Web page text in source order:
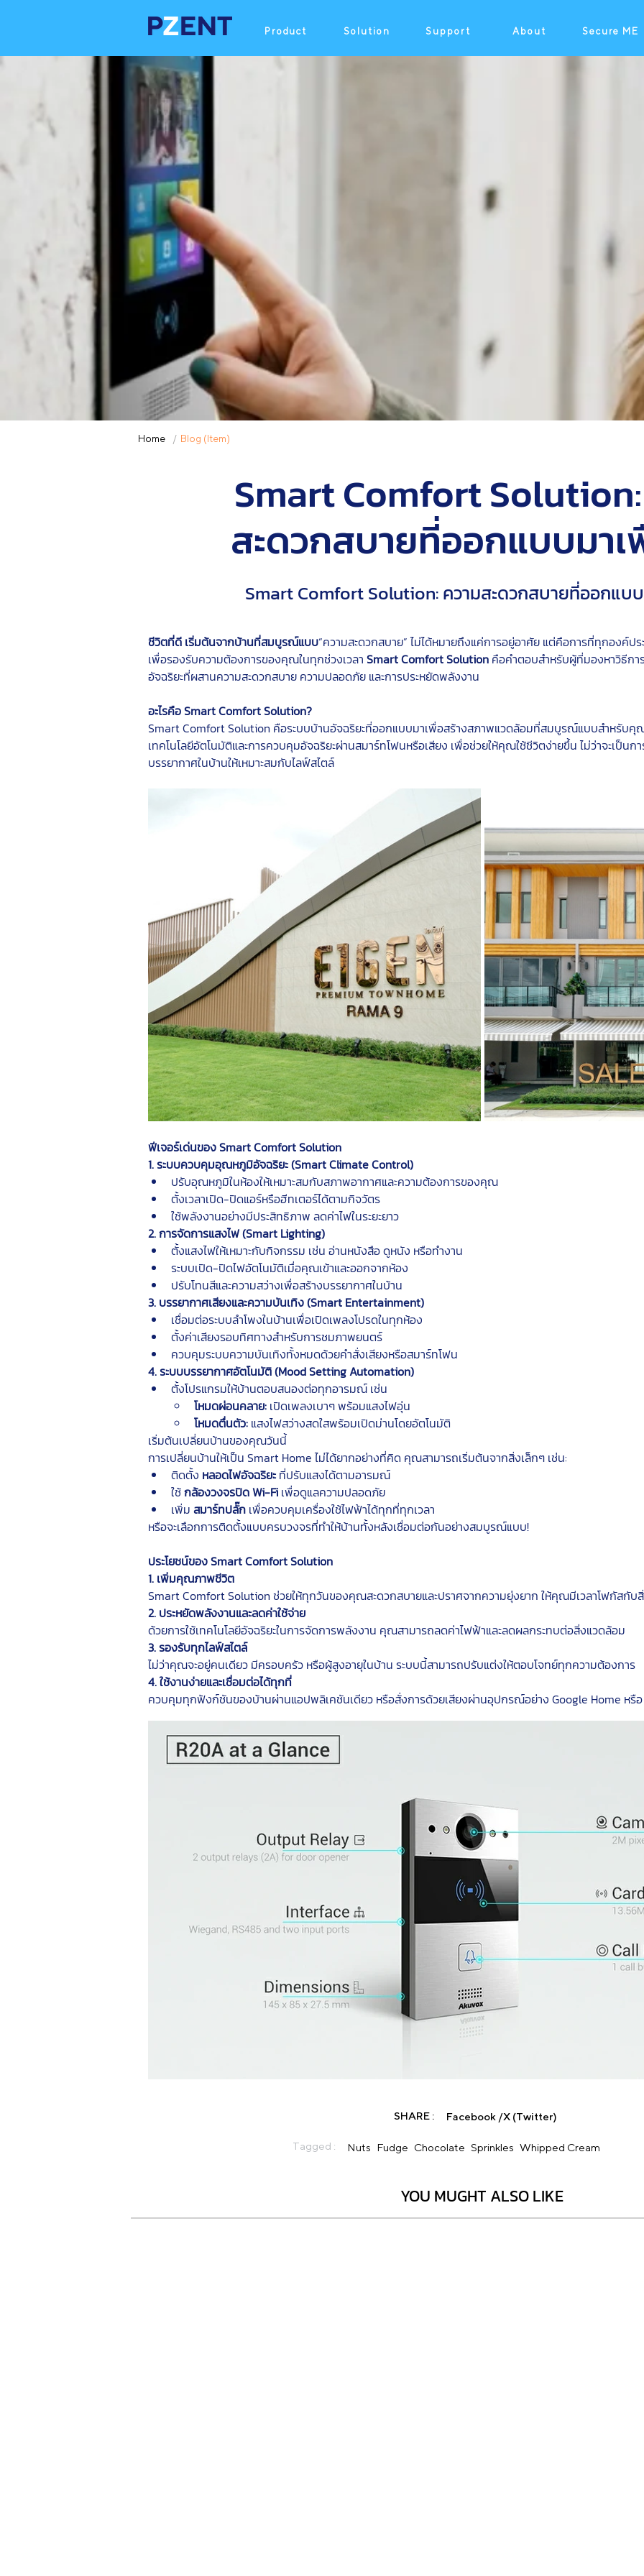
Product Solution Support About Secure ME
Home / Blog (Item)
Smart Comfort
สะดวกสบายที่ออกแบบมา
Smart Comfort Solution: ความสะดวกสบายที่ออกแ
ชีวิตที่ดี เริ่มต้นจากบ้านที่สมบูรณ์แบบ“ความสะดวกสบาย” ไม่ได้หมายถึงแค่การอยู่อาศัย แต่คือการที่ทุกองค์ป
เพื่อรองรับความต้องการของคุณในทุกช่วงเวลา Smart Comfort Solution คือคำตอบสำหรับผู้ที่มองหาวิธีก
อัจฉริยะที่ผสานความสะดวกสบาย ความปลอดภัย และการประหยัดพลังงาน
อะไรคือ Smart Comfort Solution?
Smart Comfort Solution คือระบบบ้านอัจฉริยะที่ออกแบบมาเพื่อสร้างสภาพแวดล้อมที่สมบูรณ์แบบสำหรับคุ
เทคโนโลยีอัตโนมัติและการควบคุมอัจฉริยะผ่านสมาร์ทโฟนหรือเสียง เพื่อช่วยให้คุณใช้ชีวิตง่ายขึ้น ไม่ว่าจะเป็
บรรยากาศในบ้านให้เหมาะสมกับไลฟ์สไตล์
ฟีเจอร์เด่นของ Smart Comfort Solution
1. ระบบควบคุมอุณหภูมิอัจฉริยะ (Smart Climate Control)
ปรับอุณหภูมิในห้องให้เหมาะสมกับสภาพอากาศและความต้องการของคุณ
ตั้งเวลาเปิด-ปิดแอร์หรือฮีทเตอร์ได้ตามกิจวัตร
ใช้พลังงานอย่างมีประสิทธิภาพ ลดค่าไฟในระยะยาว
2. การจัดการแสงไฟ (Smart Lighting)
ตั้งแสงไฟให้เหมาะกับกิจกรรม เช่น อ่านหนังสือ ดูหนัง หรือทำงาน
ระบบเปิด-ปิดไฟอัตโนมัติเมื่อคุณเข้าและออกจากห้อง
ปรับโทนสีและความสว่างเพื่อสร้างบรรยากาศในบ้าน
3. บรรยากาศเสียงและความบันเทิง (Smart Entertainment)
เชื่อมต่อระบบลำโพงในบ้านเพื่อเปิดเพลงโปรดในทุกห้อง
ตั้งค่าเสียงรอบทิศทางสำหรับการชมภาพยนตร์
ควบคุมระบบความบันเทิงทั้งหมดด้วยคำสั่งเสียงหรือสมาร์ทโฟน
4. ระบบบรรยากาศอัตโนมัติ (Mood Setting Automation)
ตั้งโปรแกรมให้บ้านตอบสนองต่อทุกอารมณ์ เช่น
โหมดผ่อนคลาย: เปิดเพลงเบาๆ พร้อมแสงไฟอุ่น
โหมดตื่นตัว: แสงไฟสว่างสดใสพร้อมเปิดม่านโดยอัตโนมัติ
เริ่มต้นเปลี่ยนบ้านของคุณวันนี้
การเปลี่ยนบ้านให้เป็น Smart Home ไม่ได้ยากอย่างที่คิด คุณสามารถเริ่มต้นจากสิ่งเล็กๆ เช่น:
ติดตั้ง หลอดไฟอัจฉริยะ ที่ปรับแสงได้ตามอารมณ์
ใช้ กล้องวงจรปิด Wi-Fi เพื่อดูแลความปลอดภัย
เพิ่ม สมาร์ทปลั๊ก เพื่อควบคุมเครื่องใช้ไฟฟ้าได้ทุกที่ทุกเวลา
หรือจะเลือกการติดตั้งแบบครบวงจรที่ทำให้บ้านทั้งหลังเชื่อมต่อกันอย่างสมบูรณ์แบบ!
ประโยชน์ของ Smart Comfort Solution
1. เพิ่มคุณภาพชีวิต
Smart Comfort Solution ช่วยให้ทุกวันของคุณสะดวกสบายและปราศจากความยุ่งยาก ให้คุณมีเวลาโฟกัสกั
2. ประหยัดพลังงานและลดค่าใช้จ่าย
ด้วยการใช้เทคโนโลยีอัจฉริยะในการจัดการพลังงาน คุณสามารถลดค่าไฟฟ้าและลดผลกระทบต่อสิ่งแวดล้อม
3. รองรับทุกไลฟ์สไตล์
ไม่ว่าคุณจะอยู่คนเดียว มีครอบครัว หรือผู้สูงอายุในบ้าน ระบบนี้สามารถปรับแต่งให้ตอบโจทย์ทุกความต้องการ
4. ใช้งานง่ายและเชื่อมต่อได้ทุกที่
ควบคุมทุกฟังก์ชันของบ้านผ่านแอปพลิเคชันเดียว หรือสั่งการด้วยเสียงผ่านอุปกรณ์อย่าง Google Home หรือ
Click here
Facebook /X (Twitter)
SHARE :
Tagged : Nuts Fudge Chocolate Sprinkles Whipped Cream
YOU MUGHT ALSO LIKE